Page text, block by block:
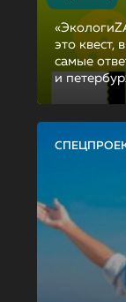
это квест,
самые
и